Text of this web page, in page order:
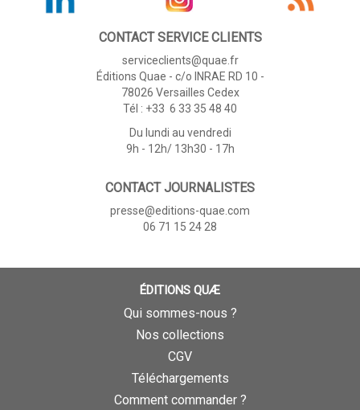
CONTACT SERVICE CLIENTS
serviceclients@quae.fr
Éditions Quae - c/o INRAE RD 10 -
78026 Versailles Cedex
Tél : +33 6 33 35 48 40
Du lundi au vendredi
9h - 12h/ 13h30 - 17h
CONTACT JOURNALISTES
presse@editions-quae.com
06 71 15 24 28
ÉDITIONS QUÆ
Qui sommes-nous ?
Nos collections
CGV
Téléchargements
Comment commander ?